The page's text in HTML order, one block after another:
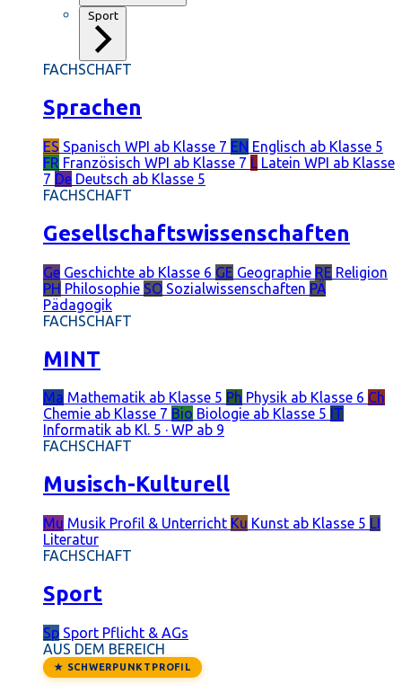
Sport
FACHSCHAFT
Sprachen
ES Spanisch WPI ab Klasse 7 EN Englisch ab Klasse 5
FR Französisch WPI ab Klasse 7 L Latein WPI ab Klasse
7 De Deutsch ab Klasse 5
FACHSCHAFT
Gesellschaftswissenschaften
Ge Geschichte ab Klasse 6 GE Geographie RE Religion
PH Philosophie SO Sozialwissenschaften PÄ
Pädagogik
FACHSCHAFT
MINT
Ma Mathematik ab Klasse 5 Ph Physik ab Klasse 6 Ch
Chemie ab Klasse 7 Bio Biologie ab Klasse 5 IT
Informatik ab Kl. 5 · WP ab 9
FACHSCHAFT
Musisch-Kulturell
Mu Musik Profil & Unterricht Ku Kunst ab Klasse 5 LI
Literatur
FACHSCHAFT
Sport
Sp Sport Pflicht & AGs
AUS DEM BEREICH
★ SCHWERPUNKTPROFIL